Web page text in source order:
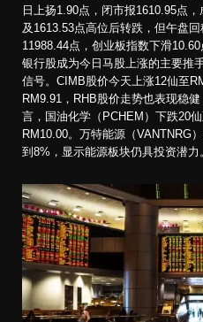
日上扬1.90点，闭市报1610.95点
及1613.53点高位后转跌，但午盘
11988.44点，创业板指数下滑
银行股成为今日马股上涨的主要推
信号。CIMB股价今天上涨12仙至
RM9.91，RHB股价走势也表现稳
言，国油化学（PCHEM）下跌20
RM10.00。万特能源（VANTNRG
到8%，显示能源板块仍具投资潜力